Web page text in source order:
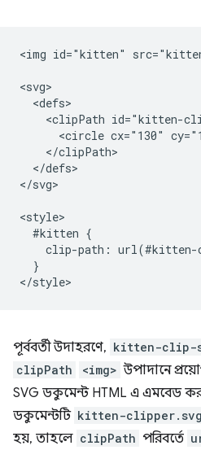
<img id="kitten"
<svg>
  <defs>
<clipPath id="kitten-
<circle cx="130"
    </clipPath>
  </defs>
</svg>
<style>
  #kitten {
clip-path: url(#kitten-
  }
পূর্ববর্তী উদাহরণে, kitten-clip-
clipPath <img> উপাদানে
SVG ডকুমেন্ট HTML এ এমবেড
ডকুমেন্টটি kitten-clipper.svg
হয়, তাহলে clipPath পরিবর্তে